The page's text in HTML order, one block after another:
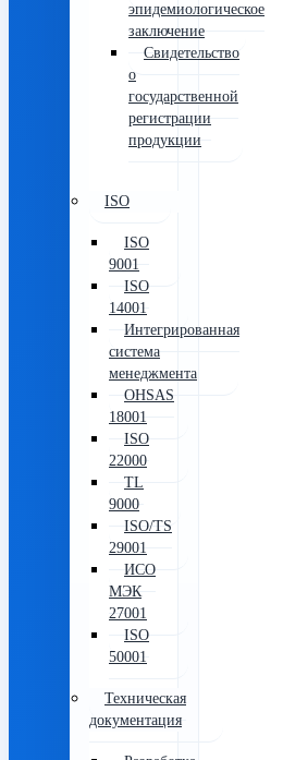
эпидемиологическое
заключение
Свидетельство
о
государственной
регистрации
продукции
ISO
ISO
9001
ISO
14001
Интегрированная
система
менеджмента
OHSAS
18001
ISO
22000
TL
9000
ISO/TS
29001
ИСО
МЭК
27001
ISO
50001
Техническая
документация